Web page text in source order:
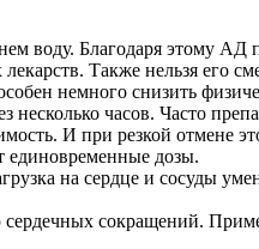
воду. Благодаря этому
Также нельзя его
немного снизить
часов. Часто
И при резкой отмене
единовременные дозы.
на сердце и сосуды
сокращений.